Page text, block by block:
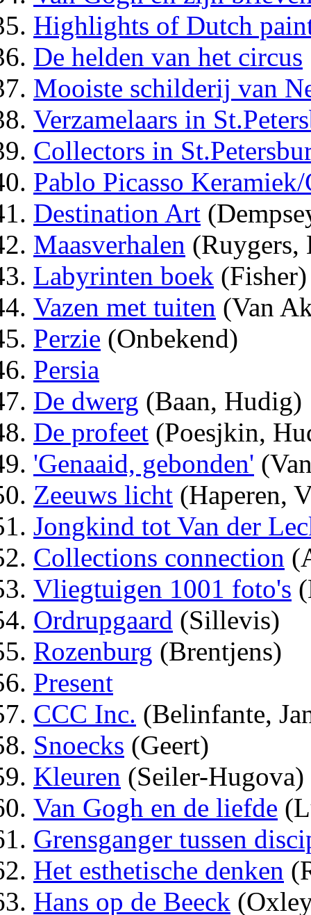
Highlights of Dutch
De helden van het circus
Mooiste schilderij van
Verzamelaars in
Collectors in
Pablo Picasso
Destination Art
Maasverhalen (Ruygers,
Labyrinten boek (Fisher)
Vazen met tuiten (Van
Perzie (Onbekend)
Persia
De dwerg (Baan, Hudig)
De profeet (Poesjkin,
'Genaaid, gebonden'
Zeeuws licht (Haperen,
Jongkind tot Van der
Collections connection
Vliegtuigen 1001 foto's
Ordrupgaard (Sillevis)
Rozenburg (Brentjens)
Present
CCC Inc. (Belinfante,
Snoecks (Geert)
Kleuren (Seiler-Hugova)
Van Gogh en de liefde
Grensganger tussen
Het esthetische denken
Hans op de Beeck